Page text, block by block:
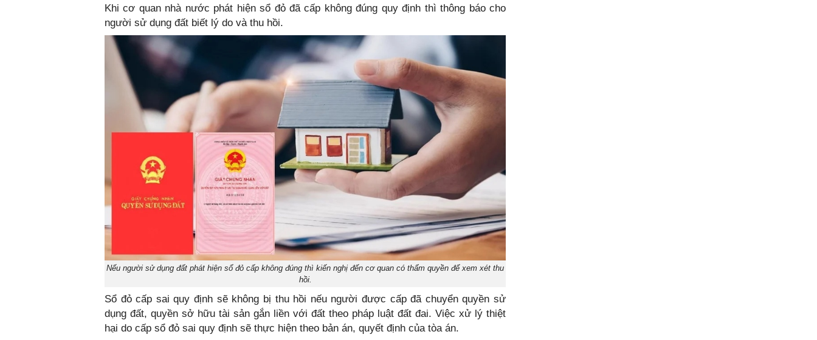
Khi cơ quan nhà nước phát hiện sổ đỏ đã cấp không đúng quy định thì thông báo cho
người sử dụng đất biết lý do và thu hồi.
Nếu người sử dụng đất phát hiện sổ đỏ cấp không đúng thì kiến nghị đến cơ quan có thẩm quyền để xem xét thu
hồi.
Sổ đỏ cấp sai quy định sẽ không bị thu hồi nếu người được cấp đã chuyển quyền sử
dụng đất, quyền sở hữu tài sản gắn liền với đất theo pháp luật đất đai. Việc xử lý thiệt
hại do cấp sổ đỏ sai quy định sẽ thực hiện theo bản án, quyết định của tòa án.